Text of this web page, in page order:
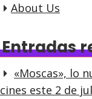
About Us
Entradas
«Moscas», lo
cines este 2 de